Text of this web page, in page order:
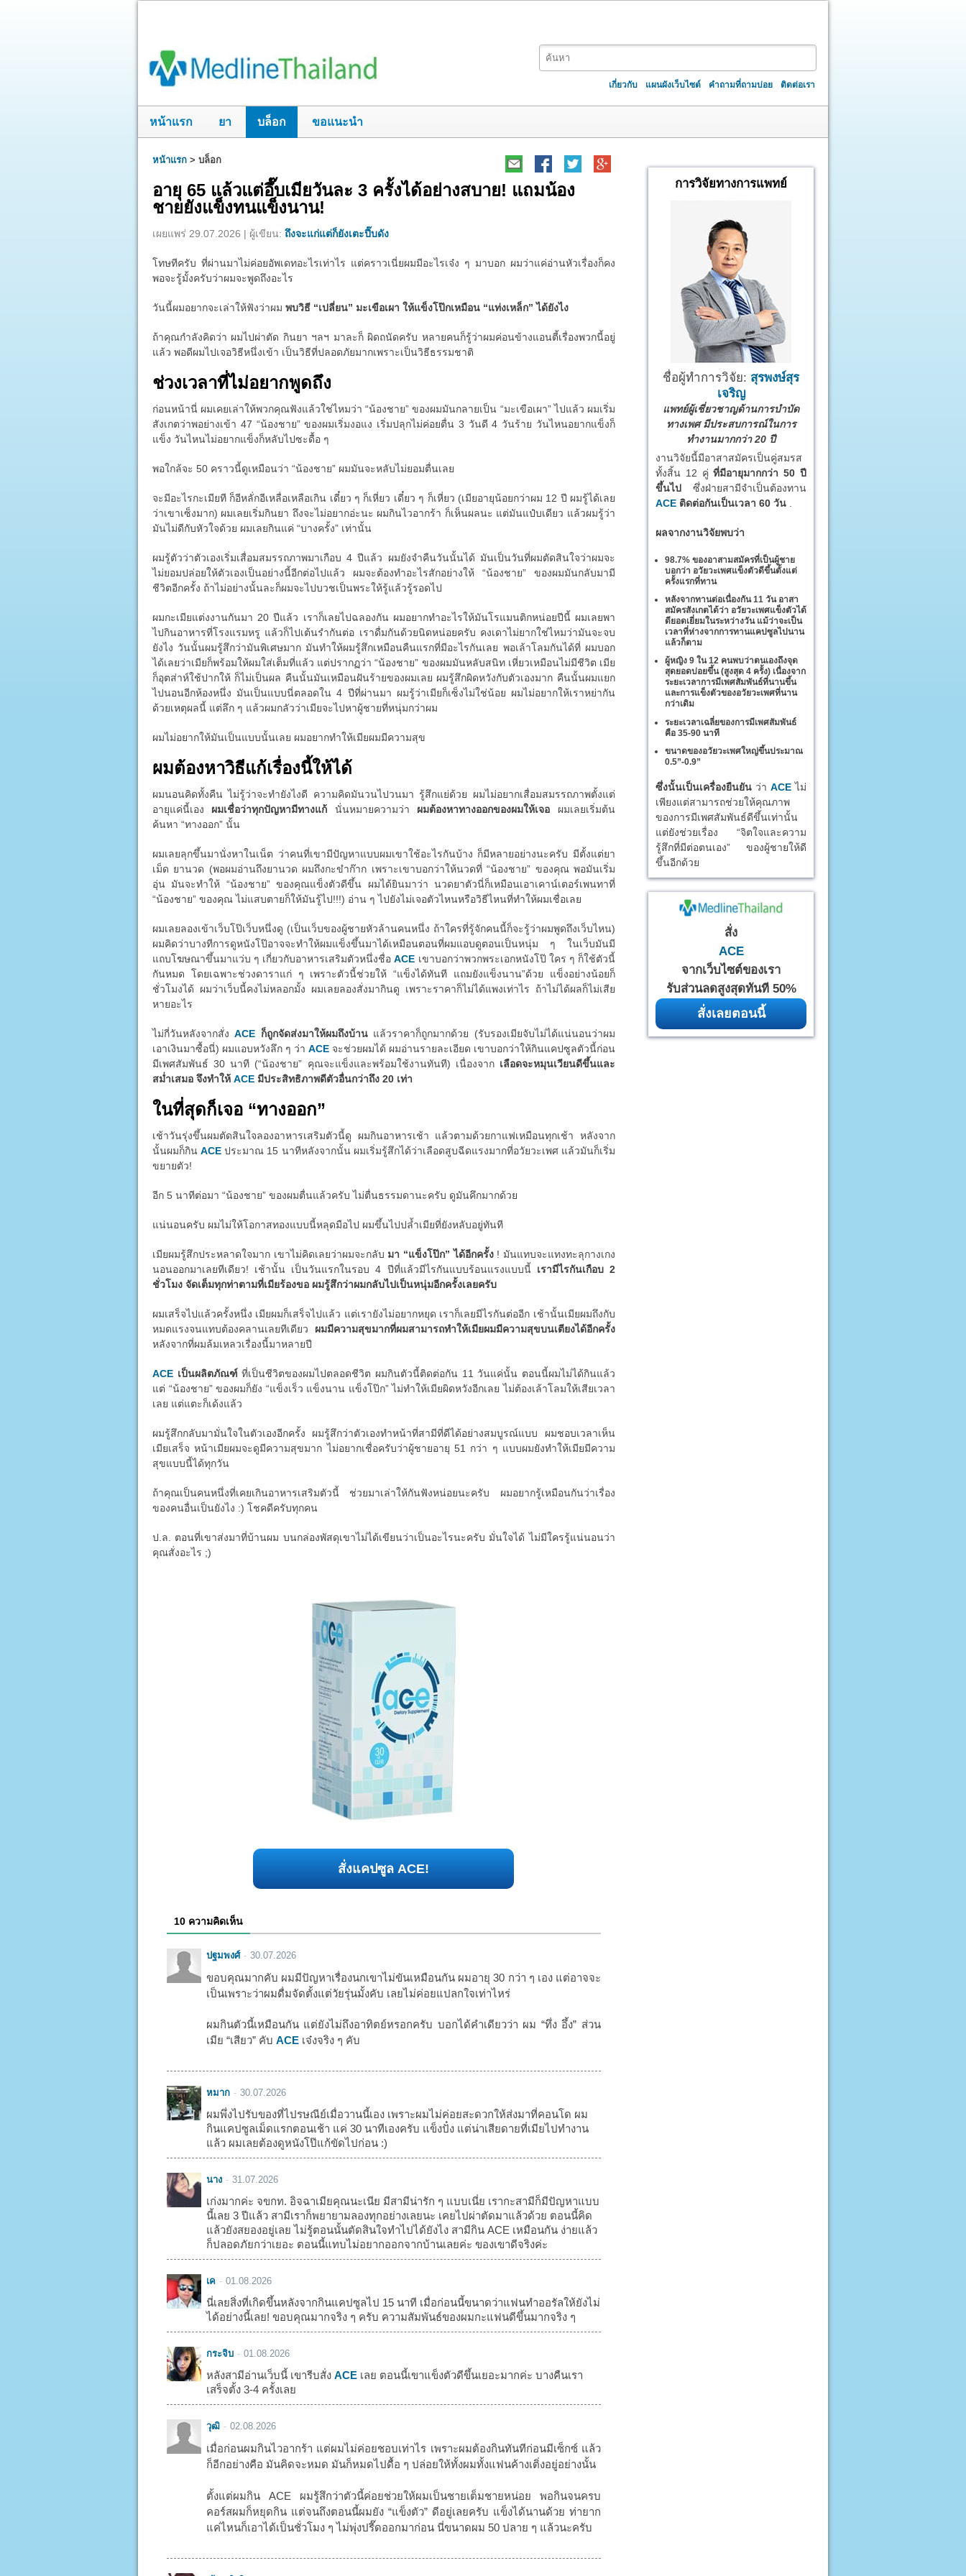
เกี่ยวกับ แผนผังเว็บไซต์ คำถามที่ถามบ่อย ติดต่อเรา
หน้าแรก ยา บล็อก ขอแนะนำ
หน้าแรก > บล็อก
อายุ 65 แล้วแต่อึ๊บเมียวันละ 3 ครั้งได้อย่างสบาย! แถมน้อง
ชายยังแข็งทนแข็งนาน!
เผยแพร่ 29.07.2026 | ผู้เขียน: ถึงจะแก่แต่ก็ยังเตะปี๊บดัง
โทษทีครับ ที่ผ่านมาไม่ค่อยอัพเดทอะไรเท่าไร แต่คราวเนี่ยผมมีอะไรเจ๋ง ๆ มาบอก ผมว่าแค่อ่านหัวเรื่องก็คง
พอจะรู้มั้งครับว่าผมจะพูดถึงอะไร
วันนี้ผมอยากจะเล่าให้ฟังว่าผม พบวิธี “เปลี่ยน” มะเขือเผา ให้แข็งโป๊กเหมือน “แท่งเหล็ก” ได้ยังไง
ถ้าคุณกำลังคิดว่า ผมไปผ่าตัด กินยา ฯลฯ มาละก็ ผิดถนัดครับ หลายคนก็รู้ว่าผมค่อนข้างแอนตี้เรื่องพวกนี้อยู่
แล้ว พอดีผมไปเจอวิธีหนึ่งเข้า เป็นวิธีที่ปลอดภัยมากเพราะเป็นวิธีธรรมชาติ
ช่วงเวลาที่ไม่อยากพูดถึง
ก่อนหน้านี่ ผมเคยเล่าให้พวกคุณฟังแล้วใช่ไหมว่า “น้องชาย” ของผมมันกลายเป็น “มะเขือเผา” ไปแล้ว ผมเริ่ม
สังเกตว่าพอย่างเข้า 47 “น้องชาย” ของผมเริ่มงอแง เริ่มปลุกไม่ค่อยตื่น 3 วันดี 4 วันร้าย วันไหนอยากแข็งก็
แข็ง วันไหนไม่อยากแข็งก็หลับไปซะดื้อ ๆ
พอใกล้จะ 50 คราวนี้ดูเหมือนว่า “น้องชาย” ผมมันจะหลับไม่ยอมตื่นเลย
จะมีอะไรกะเมียที ก็อีหลั่กอีเหลื่อเหลือเกิน เดี๋ยว ๆ ก็เหี่ยว เดี๋ยว ๆ ก็เหี่ยว (เมียอายุน้อยกว่าผม 12 ปี ผมรู้ได้เลย
ว่าเขาเซ็งมาก) ผมเลยเริ่มกินยา ถึงจะไม่อยากอ่ะนะ ผมกินไวอากร้า ก็เห็นผลนะ แต่มันแป๋บเดียว แล้วผมรู้ว่า
มันไม่ดีกับหัวใจด้วย ผมเลยกินแค่ “บางครั้ง” เท่านั้น
ผมรู้ตัวว่าตัวเองเริ่มเสื่อมสมรรถภาพมาเกือบ 4 ปีแล้ว ผมยังจำคืนวันนั้นได้ มันเป็นวันที่ผมตัดสินใจว่าผมจะ
ไม่ยอมปล่อยให้ตัวเองเป็นอย่างนี้อีกต่อไปแล้ว ผมจะต้องทำอะไรสักอย่างให้ “น้องชาย” ของผมมันกลับมามี
ชีวิตอีกครั้ง ถ้าไม่อย่างนั้นละก็ผมจะไปบวชเป็นพระให้รู้แล้วรู้รอดไป
ผมกะเมียแต่งงานกันมา 20 ปีแล้ว เราก็เลยไปฉลองกัน ผมอยากทำอะไรให้มันโรแมนติกหน่อยปีนี้ ผมเลยพา
ไปกินอาหารที่โรงแรมหรู แล้วก็ไปเต้นรำกันต่อ เราดื่มกันด้วยนิดหน่อยครับ คงเดาไม่ยากใช่ไหมว่ามันจะจบ
ยังไง วันนั้นผมรู้สึกว่ามันพิเศษมาก มันทำให้ผมรู้สึกเหมือนคืนแรกที่มีอะไรกันเลย พอเล้าโลมกันได้ที่ ผมบอก
ได้เลยว่าเมียก็พร้อมให้ผมใส่เต็มที่แล้ว แต่ปรากฏว่า “น้องชาย” ของผมมันหลับสนิท เหี่ยวเหมือนไม่มีชีวิต เมีย
ก็อุตส่าห์ใช้ปากให้ ก็ไม่เป็นผล คืนนั้นมันเหมือนฝันร้ายของผมเลย ผมรู้สึกผิดหวังกับตัวเองมาก คืนนั้นผมแยก
ไปนอนอีกห้องหนึ่ง มันเป็นแบบนี่ตลอดใน 4 ปีที่ผ่านมา ผมรู้ว่าเมียก็เซ็งไม่ใช่น้อย ผมไม่อยากให้เราหย่ากัน
ด้วยเหตุผลนี้ แต่ลึก ๆ แล้วผมกลัวว่าเมียจะไปหาผู้ชายที่หนุ่มกว่าผม
ผมไม่อยากให้มันเป็นแบบนั้นเลย ผมอยากทำให้เมียผมมีความสุข
ผมต้องหาวิธีแก้เรื่องนี้ให้ได้
ผมนอนคิดทั้งคืน ไม่รู้ว่าจะทำยังไงดี ความคิดมันวนไปวนมา รู้สึกแย่ด้วย ผมไม่อยากเสื่อมสมรรถภาพตั้งแต่
อายุแค่นี้เอง ผมเชื่อว่าทุกปัญหามีทางแก้ นั่นหมายความว่า ผมต้องหาทางออกของผมให้เจอ ผมเลยเริ่มต้น
ค้นหา “ทางออก” นั้น
ผมเลยลุกขึ้นมานั่งหาในเน็ต ว่าคนที่เขามีปัญหาแบบผมเขาใช้อะไรกันบ้าง ก็มีหลายอย่างนะครับ มีตั้งแต่ยา
เม็ด ยานวด (พอผมอ่านถึงยานวด ผมถึงกะขำก๊าก เพราะเขาบอกว่าให้นวดที่ “น้องชาย” ของคุณ พอมันเริ่ม
อุ่น มันจะทำให้ “น้องชาย” ของคุณแข็งตัวดีขึ้น ผมได้ยินมาว่า นวดยาตัวนี่ก็เหมือนเอาเคาน์เตอร์เพนทาที่
“น้องชาย” ของคุณ ไม่แสบตายก็ให้มันรู้ไป!!!) อ่าน ๆ ไปยังไม่เจอตัวไหนหรือวิธีไหนที่ทำให้ผมเชื่อเลย
ผมเลยลองเข้าเว็บโป๊เว็บหนึ่งดู (เป็นเว็บของผู้ชายหัวล้านคนหนึ่ง ถ้าใครที่รู้จักคนนี้ก็จะรู้ว่าผมพูดถึงเว็บไหน)
ผมคิดว่าบางทีการดูหนังโป๊อาจจะทำให้ผมแข็งขึ้นมาได้เหมือนตอนที่ผมแอบดูตอนเป็นหนุ่ม ๆ ในเว็บมันมี
แถบโฆษณาขึ้นมาแว่บ ๆ เกี่ยวกับอาหารเสริมตัวหนึ่งชื่อACE เขาบอกว่าพวกพระเอกหนังโป๊ ใคร ๆ ก็ใช้ตัวนี้
กันหมด โดยเฉพาะช่วงดาราแก่ ๆ เพราะตัวนี้ช่วยให้ “แข็งได้ทันที แถมยังแข็งนาน”ด้วย แข็งอย่างน้อยก็
ชั่วโมงได้ ผมว่าเว็บนี้คงไม่หลอกมั้ง ผมเลยลองสั่งมากินดู เพราะราคาก็ไม่ได้แพงเท่าไร ถ้าไม่ได้ผลก็ไม่เสีย
หายอะไร
ไม่กี่วันหลังจากสั่งACE ก็ถูกจัดส่งมาให้ผมถึงบ้าน แล้วราคาก็ถูกมากด้วย (รับรองเมียจับไม่ได้แน่นอนว่าผม
เอาเงินมาซื้อนี่) ผมแอบหวังลึก ๆ ว่า ACEจะช่วยผมได้ ผมอ่านรายละเอียด เขาบอกว่าให้กินแคปซูลตัวนี้ก่อน
มีเพศสัมพันธ์ 30 นาที (“น้องชาย” คุณจะแข็งและพร้อมใช้งานทันที) เนื่องจาก เลือดจะหมุนเวียนดีขึ้นและ
สม่ำเสมอ จึงทำให้ ACEมีประสิทธิภาพดีตัวอื่นกว่าถึง 20 เท่า
ในที่สุดก็เจอ “ทางออก”
เช้าวันรุ่งขึ้นผมตัดสินใจลองอาหารเสริมตัวนี้ดู ผมกินอาหารเช้า แล้วตามด้วยกาแฟเหมือนทุกเช้า หลังจาก
นั้นผมก็กินACE ประมาณ 15 นาทีหลังจากนั้น ผมเริ่มรู้สึกได้ว่าเลือดสูบฉีดแรงมากที่อวัยวะเพศ แล้วมันก็เริ่ม
ขยายตัว!
อีก 5 นาทีต่อมา “น้องชาย” ของผมตื่นแล้วครับ ไม่ตื่นธรรมดานะครับ ดูมันคึกมากด้วย
แน่นอนครับ ผมไม่ให้โอกาสทองแบบนี้หลุดมือไป ผมขึ้นไปปล้ำเมียที่ยังหลับอยู่ทันที
เมียผมรู้สึกประหลาดใจมาก เขาไม่คิดเลยว่าผมจะกลับ มา “แข็งโป๊ก” ได้อีกครั้ง ! มันแทบจะแทงทะลุกางเกง
นอนออกมาเลยทีเดียว! เช้านั้น เป็นวันแรกในรอบ 4 ปีที่แล้วมีไรกันแบบร้อนแรงแบบนี้ เรามีไรกันเกือบ 2
ชั่วโมง จัดเต็มทุกท่าตามที่เมียร้องขอ ผมรู้สึกว่าผมกลับไปเป็นหนุ่มอีกครั้งเลยครับ
ผมเสร็จไปแล้วครั้งหนึ่ง เมียผมก็เสร็จไปแล้ว แต่เรายังไม่อยากหยุด เราก็เลยมีไรกันต่ออีก เช้านั้นเมียผมถึงกับ
หมดแรงจนแทบต้องคลานเลยทีเดียว ผมมีความสุขมากที่ผมสามารถทำให้เมียผมมีความสุขบนเตียงได้อีกครั้ง
หลังจากที่ผมล้มเหลวเรื่องนี้มาหลายปี
ACEเป็นผลิตภัณฑ์ที่เป็นชีวิตของผมไปตลอดชีวิต ผมกินตัวนี้ติดต่อกัน 11 วันแค่นั้น ตอนนี้ผมไม่ได้กินแล้ว
แต่ “น้องชาย” ของผมก็ยัง “แข็งเร็ว แข็งนาน แข็งโป๊ก” ไม่ทำให้เมียผิดหวังอีกเลย ไม่ต้องเล้าโลมให้เสียเวลา
เลย แต่แตะก็เด้งแล้ว
ผมรู้สึกกลับมามั่นใจในตัวเองอีกครั้ง ผมรู้สึกว่าตัวเองทำหน้าที่สามีที่ดีได้อย่างสมบูรณ์แบบ ผมชอบเวลาเห็น
เมียเสร็จ หน้าเมียผมจะดูมีความสุขมาก ไม่อยากเชื่อครับว่าผู้ชายอายุ 51 กว่า ๆ แบบผมยังทำให้เมียมีความ
สุขแบบนี้ได้ทุกวัน
ถ้าคุณเป็นคนหนึ่งที่เคยเกินอาหารเสริมตัวนี้ ช่วยมาเล่าให้กันฟังหน่อยนะครับ ผมอยากรู้เหมือนกันว่าเรื่อง
ของคนอื่นเป็นยังไง :) โชคดีครับทุกคน
ป.ล. ตอนที่เขาส่งมาที่บ้านผม บนกล่องพัสดุเขาไม่ได้เขียนว่าเป็นอะไรนะครับ มั่นใจได้ ไม่มีใครรู้แน่นอนว่า
คุณสั่งอะไร ;)
สั่งแคปซูล ACE!
10 ความคิดเห็น
ปฐมพงศ์ 30.07.2026
ขอบคุณมากคับ ผมมีปัญหาเรื่องนกเขาไม่ขันเหมือนกัน ผมอายุ 30 กว่า ๆ เอง แต่อาจจะ
เป็นเพราะว่าผมดื่มจัดตั้งแต่วัยรุ่นมั้งคับ เลยไม่ค่อยแปลกใจเท่าไหร่
ผมกินตัวนี้เหมือนกัน แต่ยังไม่ถึงอาทิตย์หรอกครับ บอกได้คำเดียวว่า ผม “ทึ่ง อึ้ง” ส่วน
เมีย “เสียว” คับ ACEเจ๋งจริง ๆ คับ
หมาก 30.07.2026
ผมพึ่งไปรับของที่ไปรษณีย์เมื่อวานนี้เอง เพราะผมไม่ค่อยสะดวกให้ส่งมาที่คอนโด ผม
กินแคปซูลเม็ดแรกตอนเช้า แค่ 30 นาทีเองครับ แข็งปั๋ง แต่น่าเสียดายที่เมียไปทำงาน
แล้ว ผมเลยต้องดูหนังโป๊แก้ขัดไปก่อน :)
นาง 31.07.2026
เก่งมากค่ะ จขกท. อิจฉาเมียคุณนะเนีย มีสามีน่ารัก ๆ แบบเนี่ย เรากะสามีก็มีปัญหาแบบ
นี้เลย 3 ปีแล้ว สามีเราก็พยายามลองทุกอย่างเลยนะ เคยไปผ่าตัดมาแล้วด้วย ตอนนี้คิด
แล้วยังสยองอยู่เลย ไม่รู้ตอนนั้นตัดสินใจทำไปได้ยังไง สามีกิน ACE เหมือนกัน ง่ายแล้ว
ก็ปลอดภัยกว่าเยอะ ตอนนี้แทบไม่อยากออกจากบ้านเลยค่ะ ของเขาดีจริงค่ะ
เค 01.08.2026
นี่เลยสิ่งที่เกิดขึ้นหลังจากกินแคปซูลไป 15 นาที เมื่อก่อนนี้ขนาดว่าแฟนทำออรัลให้ยังไม่
ได้อย่างนี้เลย! ขอบคุณมากจริง ๆ ครับ ความสัมพันธ์ของผมกะแฟนดีขึ้นมากจริง ๆ
กระจิบ 01.08.2026
หลังสามีอ่านเว็บนี้ เขารีบสั่ง ACEเลย ตอนนี้เขาแข็งตัวดีขึ้นเยอะมากค่ะ บางคืนเรา
เสร็จตั้ง 3-4 ครั้งเลย
วุฒิ 02.08.2026
เมื่อก่อนผมกินไวอากร้า แต่ผมไม่ค่อยชอบเท่าไร เพราะผมต้องกินทันทีก่อนมีเซ็กซ์ แล้ว
ก็อีกอย่างคือ มันคิดจะหมด มันก็หมดไปดื้อ ๆ ปล่อยให้ทั้งผมทั้งแฟนค้างเติ่งอยู่อย่างนั้น
ตั้งแต่ผมกิน ACE ผมรู้สึกว่าตัวนี้ค่อยช่วยให้ผมเป็นชายเต็มชายหน่อย พอกินจนครบ
คอร์สผมก็หยุดกิน แต่จนถึงตอนนี้ผมยัง “แข็งตัว” ดีอยู่เลยครับ แข็งได้นานด้วย ท่ายาก
แค่ไหนก็เอาได้เป็นชั่วโมง ๆ ไม่พุ่งปรี๊ดออกมาก่อน นี่ขนาดผม 50 ปลาย ๆ แล้วนะครับ
การวิจัยทางการแพทย์
ชื่อผู้ทำการวิจัย: สุรพงษ์สุร
เจริญ
แพทย์ผู้เชี่ยวชาญด้านการบำบัด
ทางเพศ มีประสบการณ์ในการ
ทำงานมากกว่า 20 ปี
งานวิจัยนี้มีอาสาสมัครเป็นคู่สมรส
ทั้งสิ้น 12 คู่ที่มีอายุมากกว่า 50 ปี
ขึ้นไป ซึ่งฝ่ายสามีจำเป็นต้องทาน
ACE ติดต่อกันเป็นเวลา 60 วัน
ผลจากงานวิจัยพบว่า
98.7% ของอาสามสมัครที่เป็นผู้ชาย
บอกว่า อวัยวะเพศแข็งตัวดีขึ้นตั้งแต่
ครั้งแรกที่ทาน
หลังจากทานต่อเนื่องกัน 11 วัน อาสา
สมัครสังเกตได้ว่า อวัยวะเพศแข็งตัวได้
ดียอดเยี่ยมในระหว่างวัน แม้ว่าจะเป็น
เวลาที่ห่างจากการทานแคปซูลไปนาน
แล้วก็ตาม
ผู้หญิง 9 ใน 12 คนพบว่าตนเองถึงจุด
สุดยอดบ่อยขึ้น (สูงสุด 4 ครั้ง) เนื่องจาก
ระยะเวลาการมีเพศสัมพันธ์ที่นานขึ้น
และการแข็งตัวของอวัยวะเพศที่นาน
กว่าเดิม
ระยะเวลาเฉลี่ยของการมีเพศสัมพันธ์
คือ 35-90 นาที
ขนาดของอวัยวะเพศใหญ่ขึ้นประมาณ
0.5”-0.9”
ซึ่งนั้นเป็นเครื่องยืนยัน ว่า ACE ไม่
เพียงแต่สามารถช่วยให้คุณภาพ
ของการมีเพศสัมพันธ์ดีขึ้นเท่านั้น
แต่ยังช่วยเรื่อง “จิตใจและความ
รู้สึกที่มีต่อตนเอง” ของผู้ชายให้ดี
ขึ้นอีกด้วย
สั่ง
ACE
จากเว็บไซต์ของเรา
รับส่วนลดสูงสุดทันที 50%
สั่งเลยตอนนี้